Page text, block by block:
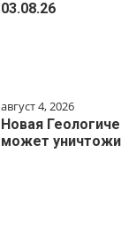
03.08.26
август 4, 2026
Новая
может